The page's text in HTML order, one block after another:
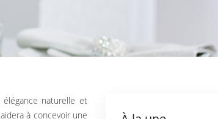
à concevoir une